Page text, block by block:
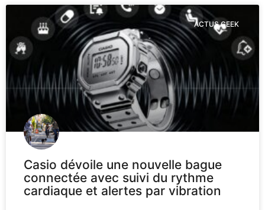
ACTUS GEEK
Casio dévoile une nouvelle bague
connectée avec suivi du rythme
cardiaque et alertes par vibration